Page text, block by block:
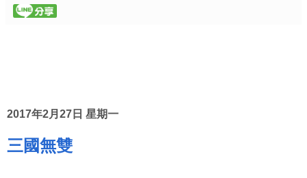
2017年2月27日 星期一
三國無雙